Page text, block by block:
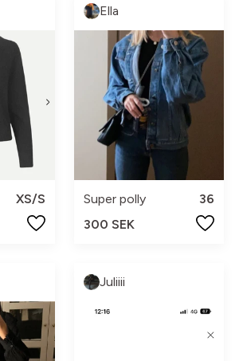
XS/S
Ella
Super polly
36
300 SEK
Juliiii